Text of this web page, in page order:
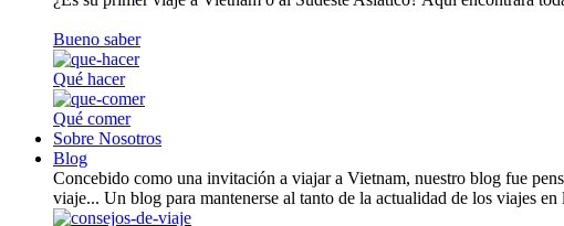
Bueno saber
Qué hacer
Qué comer
Sobre Nosotros
Blog
Concebido como una invitación a viajar a Vietnam, nuestro blog fue
viaje... Un blog para mantenerse al tanto de la actualidad de los viajes